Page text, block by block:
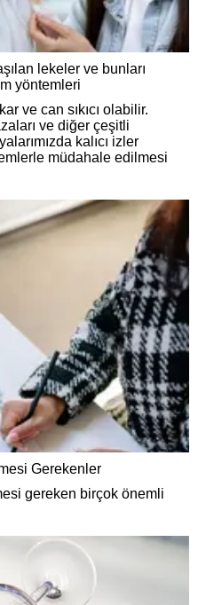
lekeler ve bunları
yöntemleri
ve can sıkıcı olabilir.
ve diğer çeşitli
kalıcı izler
müdahale edilmesi
Gerekenler
gereken birçok önemli